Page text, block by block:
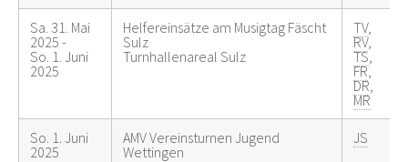
Sa. 31. Mai
2025 -
So. 1. Juni
2025
Helfereinsätze am Musigtag Fäscht
Sulz
Turnhallenareal Sulz
TV,
RV,
TS,
FR,
DR
MR
So. 1. Juni
2025
AMV Vereinsturnen Jugend
Wettingen
JS